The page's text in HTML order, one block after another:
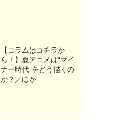
【コラムはコチラか
ら！】夏アニメは“マイ
ナー時代”をどう描くの
か？／ほか